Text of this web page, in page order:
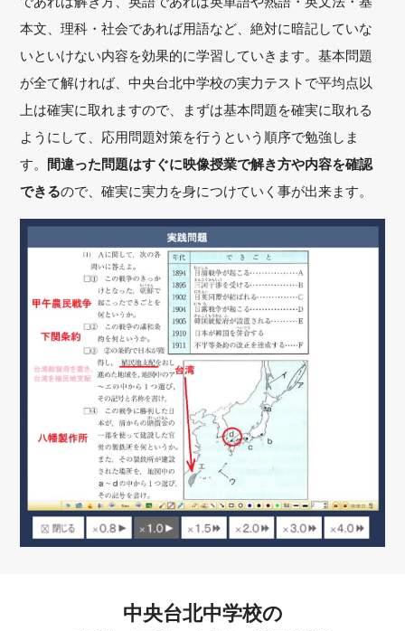
本文、理科・社会であれば用語など、絶対に暗記していな
いといけない内容を効果的に学習していきます。基本問題
が全て解ければ、中央台北中学校の実力テストで平均点以
上は確実に取れますので、まずは基本問題を確実に取れる
ようにして、応用問題対策を行うという順序で勉強しま
す。 間違った問題はすぐに映像授業で解き方や内容を確認
できるので、確実に実力を身につけていく事が出来ます。
中央台北中学校の